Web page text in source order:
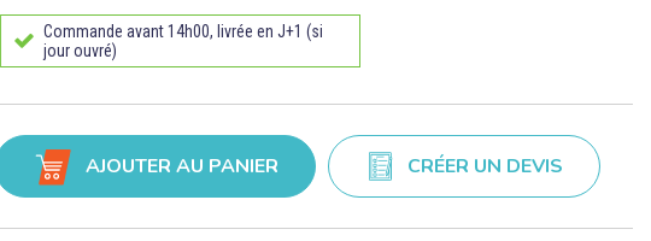
Commande avant 14h00, livrée en J+1 (si
jour ouvré)
AJOUTER AU PANIER CRÉER UN DEVIS